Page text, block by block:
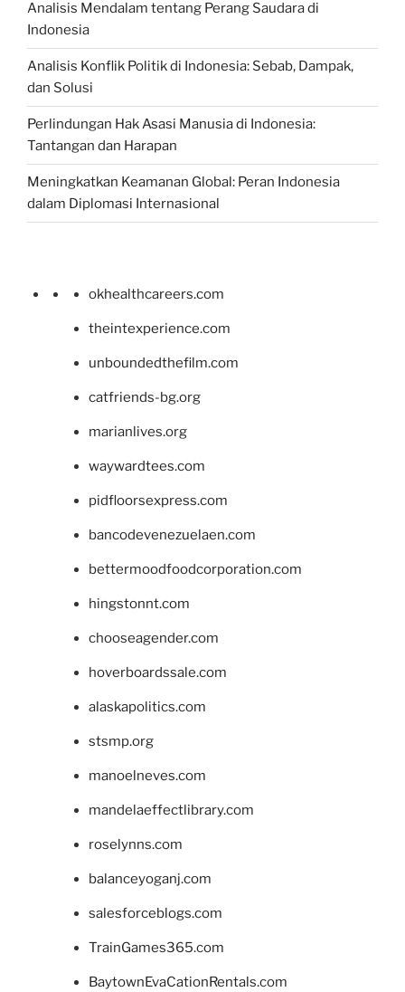
Analisis Mendalam tentang Perang Saudara di
Indonesia
Analisis Konflik Politik di Indonesia: Sebab, Dampak,
dan Solusi
Perlindungan Hak Asasi Manusia di Indonesia:
Tantangan dan Harapan
Meningkatkan Keamanan Global: Peran Indonesia
dalam Diplomasi Internasional
okhealthcareers.com
theintexperience.com
unboundedthefilm.com
catfriends-bg.org
marianlives.org
waywardtees.com
pidfloorsexpress.com
bancodevenezuelaen.com
bettermoodfoodcorporation.com
hingstonnt.com
chooseagender.com
hoverboardssale.com
alaskapolitics.com
stsmp.org
manoelneves.com
mandelaeffectlibrary.com
roselynns.com
balanceyoganj.com
salesforceblogs.com
TrainGames365.com
BaytownEvaCationRentals.com